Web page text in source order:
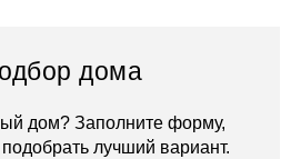
дома
дом? Заполните форму,
лучший вариант.